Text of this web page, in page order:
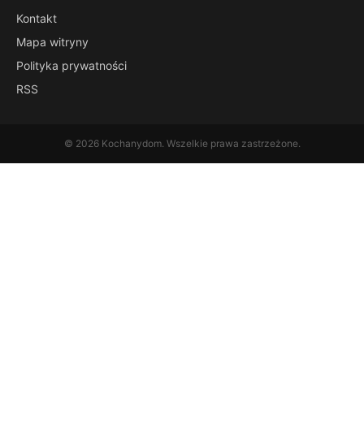
Kontakt
Mapa witryny
Polityka prywatności
RSS
© 2026 Kochanydom. Wszelkie prawa zastrzeżone.